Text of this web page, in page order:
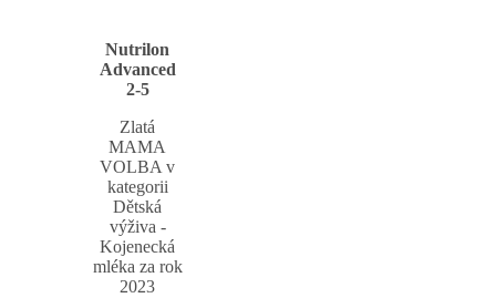
Nutrilon
Advanced
2-5
Zlatá
MAMA
VOLBA v
kategorii
Dětská
výživa -
Kojenecká
mléka za rok
2023